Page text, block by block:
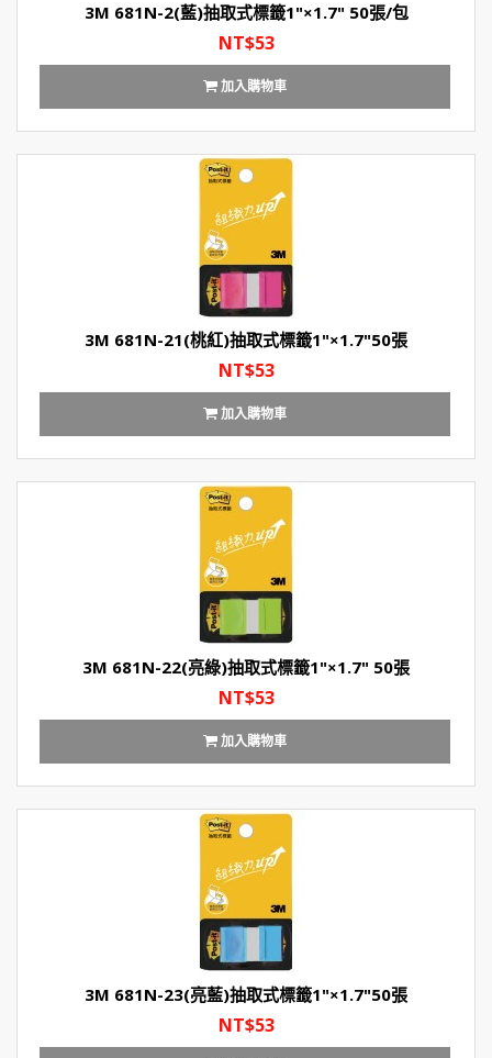
3M 681N-2(藍)抽取式標籤1"×1.7" 50張/包
NT$53
加入購物車
3M 681N-21(桃紅)抽取式標籤1"×1.7"50張
NT$53
加入購物車
3M 681N-22(亮綠)抽取式標籤1"×1.7" 50張
NT$53
加入購物車
3M 681N-23(亮藍)抽取式標籤1"×1.7"50張
NT$53